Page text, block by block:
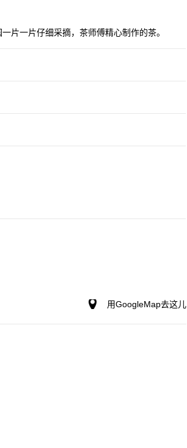
片一片仔细采摘，茶师傅精心制作的茶。
用GoogleMap去这儿